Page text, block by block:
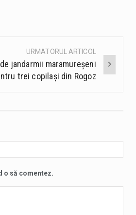
URMATORUL ARTICOL
jandarmii maramureșeni
trei copilași din Rogoz
o să comentez.